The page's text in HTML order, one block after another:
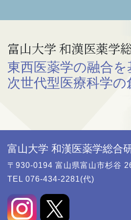
富山大学 和漢医薬学
東西医薬学の融合を
次世代型医療科学の
富山大学 和漢医薬学総合
〒930-0194 富山県富山市杉谷
TEL 076-434-2281(代)